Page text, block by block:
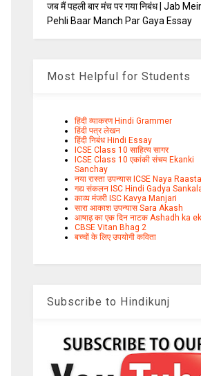
जब मैं पहली बार मंच पर गया निबंध | Jab
Pehli Baar Manch Par Gaya Essay
Most Helpful for Students
हिंदी व्याकरण Hindi Grammer
हिंदी पत्र लेखन
हिंदी निबंध Hindi Essay
ICSE Class 10 साहित्य सागर
ICSE Class 10 एकांकी संचय Ekanki
Sanchay
नया रास्ता उपन्यास ICSE Naya Raasta
गद्य संकलन ISC Hindi Gadya
काव्य मंजरी ISC Kavya Manjari
सारा आकाश उपन्यास Sara Akash
आषाढ़ का एक दिन नाटक Ashadh ka
CBSE Vitan Bhag 2
बच्चों के लिए उपयोगी कविता
Subscribe to Hindikunj